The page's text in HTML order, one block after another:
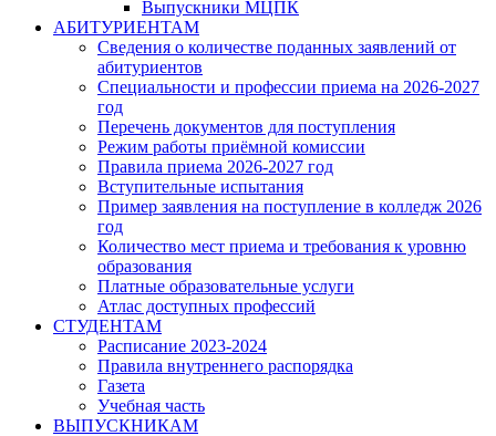
Выпускники МЦПК
АБИТУРИЕНТАМ
Сведения о количестве поданных заявлений от
абитуриентов
Специальности и профессии приема на 2026-2027
год
Перечень документов для поступления
Режим работы приёмной комиссии
Правила приема 2026-2027 год
Вступительные испытания
Пример заявления на поступление в колледж 2026
год
Количество мест приема и требования к уровню
образования
Платные образовательные услуги
Атлас доступных профессий
СТУДЕНТАМ
Расписание 2023-2024
Правила внутреннего распорядка
Газета
Учебная часть
ВЫПУСКНИКАМ